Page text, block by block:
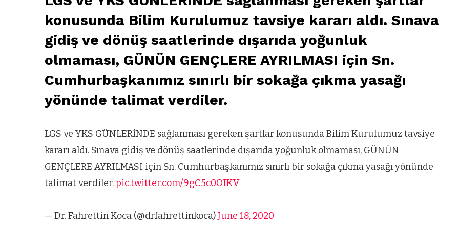
konusunda Bilim Kurulumuz tavsiye kararı aldı. Sınava
gidiş ve dönüş saatlerinde dışarıda yoğunluk
olmaması, GÜNÜN GENÇLERE AYRILMASI için Sn.
Cumhurbaşkanımız sınırlı bir sokağa çıkma yasağı
yönünde talimat verdiler.
LGS ve YKS GÜNLERİNDE sağlanması gereken şartlar konusunda Bilim Kurulumuz tavsiye
kararı aldı. Sınava gidiş ve dönüş saatlerinde dışarıda yoğunluk olmaması, GÜNÜN
GENÇLERE AYRILMASI için Sn. Cumhurbaşkanımız sınırlı bir sokağa çıkma yasağı yönünde
talimat verdiler.pic.twitter.com/9gC5c0OIKV
— Dr. Fahrettin Koca (@drfahrettinkoca)June 18, 2020
ARNAVUTKÖY